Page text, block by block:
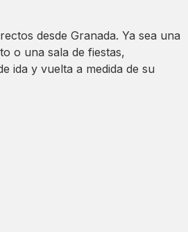
desde Granada. Ya sea una
o una sala de fiestas,
ida y vuelta a medida de su